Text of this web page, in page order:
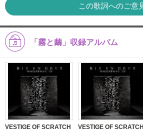
この歌詞へのご意
「霧と繭」収録アルバム
VESTIGE OF SCRATCH
VESTIGE OF SCRATCH